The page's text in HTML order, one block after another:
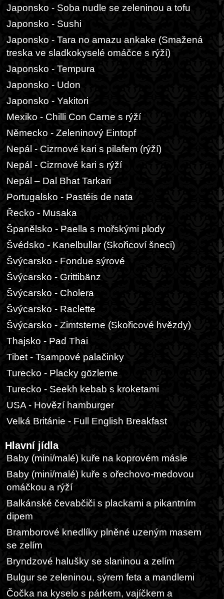
Japonsko - Soba nudle se zeleninou a tofu
Japonsko - Sushi
Japonsko - Tara no amazu ankake (Smažená
treska ve sladkokyselé omáčce s rýží)
Japonsko - Tempura
Japonsko - Udon
Japonsko - Yakitori
Mexiko - Chilli Con Carne s rýží
Německo - Zeleninový Eintopf
Nepál - Cizrnové kari s pilafem (rýží)
Nepál - Cizrnové kari s rýží
Nepál – Dal Bhat Tarkari
Portugalsko - Pastéis de nata
Řecko - Musaka
Španělsko - Paella s mořskými plody
Švédsko - Kanelbullar (Skořicoví šneci)
Švýcarsko - Fondue sýrové
Švýcarsko - Grittibänz
Švýcarsko - Cholera
Švýcarsko - Raclette
Švýcarsko - Zimtsterne (Skořicové hvězdy)
Thajsko - Pad Thai
Tibet - Tsampové palačinky
Turecko - Placky gözleme
Turecko - Seekh kebab s kroketami
USA - Hovězí hamburger
Velká Británie - Full English Breakfast
Hlavní jídla
Baby (mini/malé) kuře na koprovém másle
Baby (mini/malé) kuře s ořechovo-medovou
omáčkou a rýží
Balkánské čevabčiči s plackami a pikantním
dipem
Bramborové knedlíky plněné uzeným masem
se zelím
Bryndzové halušky se slaninou a zelím
Bulgur se zeleninou, sýrem feta a mandlemi
Čočka na kyselo s párkem, vajíčkem a